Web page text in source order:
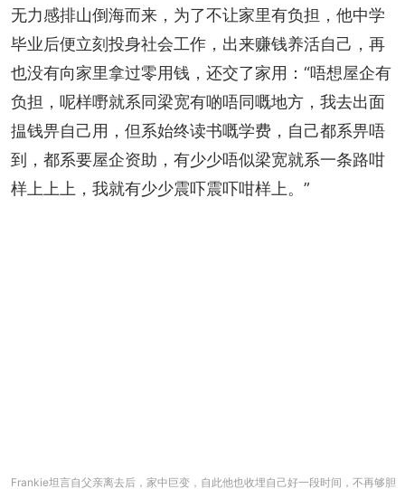
无力感排山倒海而来，为了不让家里有负担，他中学
毕业后便立刻投身社会工作，出来赚钱养活自己，再
也没有向家里拿过零用钱，还交了家用：“唔想屋企有
负担，呢样嘢就系同梁宽有啲唔同嘅地方，我去出面
揾钱畀自己用，但系始终读书嘅学费，自己都系畀唔
到，都系要屋企资助，有少少唔似梁宽就系一条路咁
样上上上，我就有少少震吓震吓咁样上。”
Frankie坦言自父亲离去后，家中巨变，自此他也收埋自己好一段时间，不再够胆